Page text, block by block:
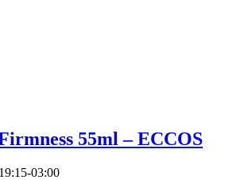
55ml – ECCOS
03:00